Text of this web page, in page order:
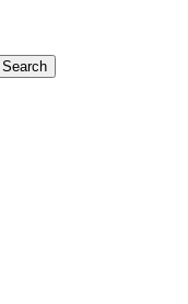
Search